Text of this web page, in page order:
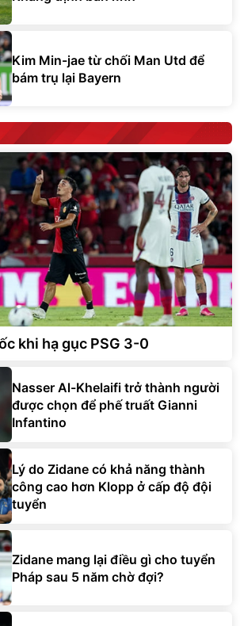
Kim Min-jae từ chối Man Utd để
bám trụ lại Bayern
khi hạ gục PSG 3-0
Nasser Al-Khelaifi trở thành người
được chọn để phế truất Gianni
Infantino
Lý do Zidane có khả năng thành
công cao hơn Klopp ở cấp độ đội
tuyển
Zidane mang lại điều gì cho tuyển
Pháp sau 5 năm chờ đợi?